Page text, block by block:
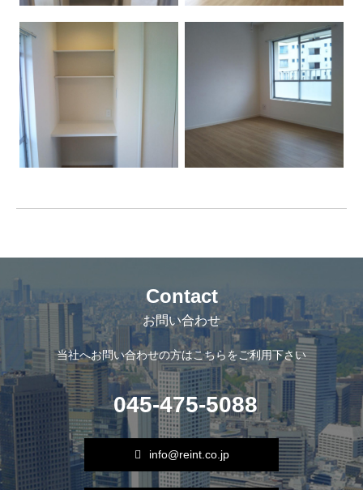
Contact
お問い合わせ
当社へお問い合わせの方はこちらをご利用下さい
045-475-5088
info@reint.co.jp